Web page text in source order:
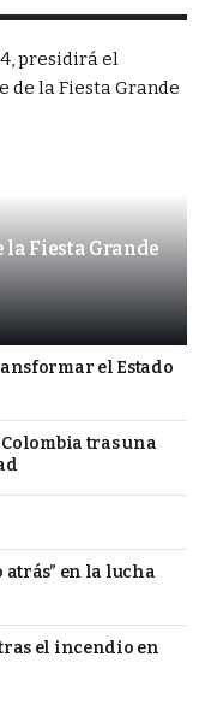
la Fiesta Grande
el Estado
tras una
atrás” en la lucha
el incendio en